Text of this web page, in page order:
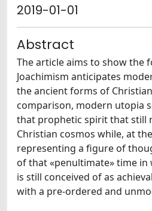
2019-01-01
Abstract
The article aims to show the
Joachimism anticipates
the ancient forms of
comparison, modern utopia
that prophetic spirit that still
Christian cosmos while, at
representing a figure of
of that «penultimate» time in
is still conceived of as
with a pre-ordered and